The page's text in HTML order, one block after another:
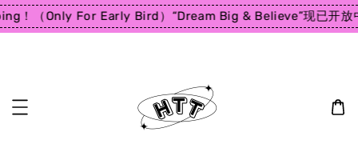
！（Only For Early Bird） “Dream Big & Believe”现已开放